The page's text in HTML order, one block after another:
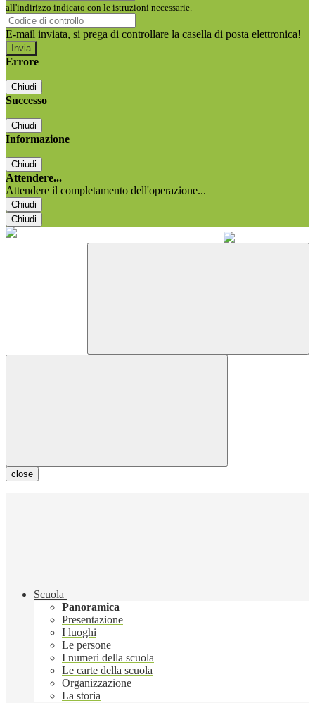
all'indirizzo indicato con le istruzioni necessarie.
E-mail inviata, si prega di controllare la casella di posta elettronica!
Errore
Chiudi
Successo
Chiudi
Informazione
Chiudi
Attendere...
Attendere il completamento dell'operazione...
Chiudi
Chiudi
close
Scuola
Panoramica
Presentazione
I luoghi
Le persone
I numeri della scuola
Le carte della scuola
Organizzazione
La storia